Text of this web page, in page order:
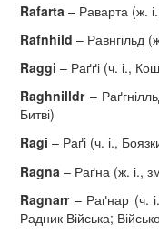
Rafarta – Раварта (ж.
Rafnhild – Равнгільд
Raggi – Раґґі (ч. і.,
Raghnilldr–
Битві)
Ragi – Раґі (ч. і.,
Ragna – Раґна (ж. і.,
Ragnarr– Раґнар (ч.
Радник Війська;